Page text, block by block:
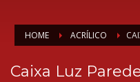
HOME ACRÍLICO
Caixa Luz